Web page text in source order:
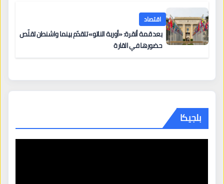
اقتصاد
بعد قمة أنقرة: «أوربة الناتو» تتقدّم بينما واشنطن تقلّص
حضورها في القارة
بلجيكا